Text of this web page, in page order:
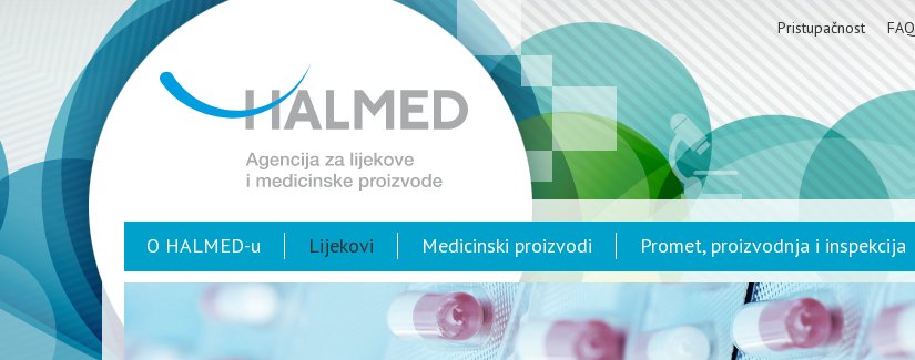
Pristupačnost FAQ
O HALMED-u Lijekovi Medicinski proizvodi Promet, proizvodnja i inspekcija